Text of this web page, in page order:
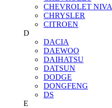
CHEVROLET NIVA
CHRYSLER
CITROEN
D
DACIA
DAEWOO
DAIHATSU
DATSUN
DODGE
DONGFENG
DS
E